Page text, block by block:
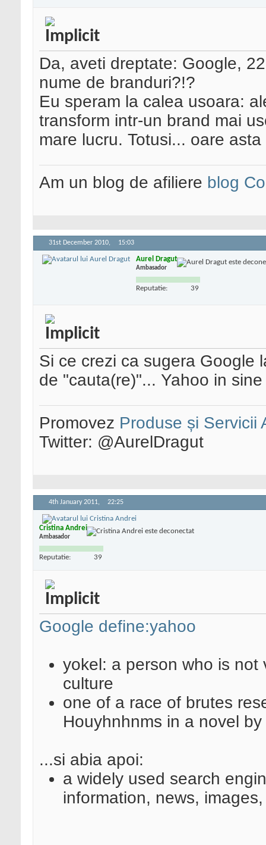
Da, aveti dreptate: Google,
nume de branduri?!?
Eu speram la calea usoara:
transform intr-un brand mai
mare lucru. Totusi... oare
Am un blog de afiliere blog
31st December 2010, 15:03
Aurel Dragut
Ambasador
Reputatie: 39
Si ce crezi ca sugera Google
de "cauta(re)"... Yahoo in
Promovez Produse și Servicii
Twitter: @AurelDragut
4th January 2011, 22:25
Cristina Andrei
Ambasador
Reputatie: 39
Google define:yahoo
yokel: a person who is not
culture
one of a race of brutes
Houyhnhnms in a novel
...si abia apoi:
a widely used search
information, news,